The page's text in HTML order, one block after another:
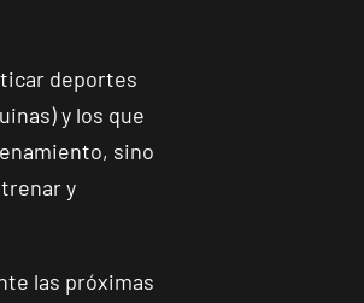
deportes
y los que
sino
y
las próximas